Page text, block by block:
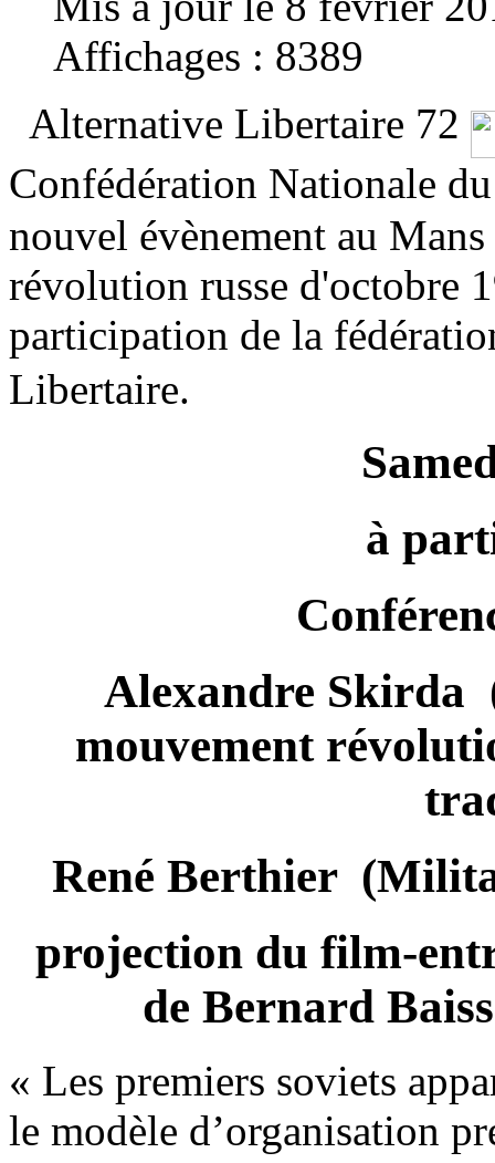
Affichages : 8389
Alternative Libertaire 72
Confédération Nationale
nouvel évènement au
révolution russe d'octobre
participation de la
Libertaire.
à
Alexandre Skirda
mouvement
René Berthier
projection du film-
de Bernard
« Les premiers soviets
le modèle d’organisation